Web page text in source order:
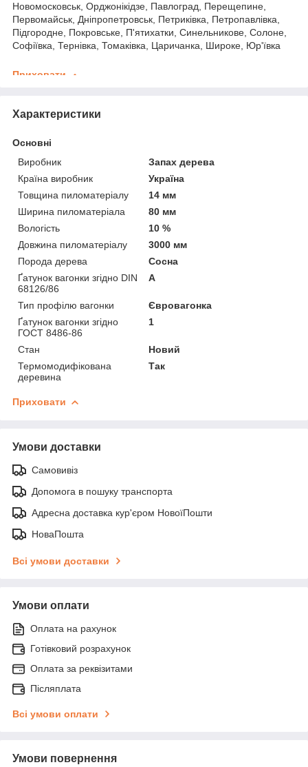
Новомосковськ, Орджонікідзе, Павлоград, Перещепине,
Первомайськ, Дніпропетровськ, Петриківка, Петропавлівка,
Підгородне, Покровське, П'ятихатки, Синельникове, Солоне,
Софіївка, Тернівка, Томаківка, Царичанка, Широке, Юр'ївка
Приховати
Характеристики
Основні
Виробник
Запах дерева
Країна виробник
Україна
Товщина пиломатеріалу
14 мм
Ширина пиломатеріала
80 мм
Вологість
10 %
Довжина пиломатеріалу
3000 мм
Порода дерева
Сосна
Ґатунок вагонки згідно DIN
68126/86
А
Тип профілю вагонки
Євровагонка
Ґатунок вагонки згідно
ГОСТ 8486-86
1
Стан
Новий
Термомодифікована
деревина
Так
Приховати
Умови доставки
Самовивіз
Допомога в пошуку транспорта
Адресна доставка кур'єром НовоїПошти
НоваПошта
Всі умови доставки
Умови оплати
Оплата на рахунок
Готівковий розрахунок
Оплата за реквізитами
Післяплата
Всі умови оплати
Умови повернення